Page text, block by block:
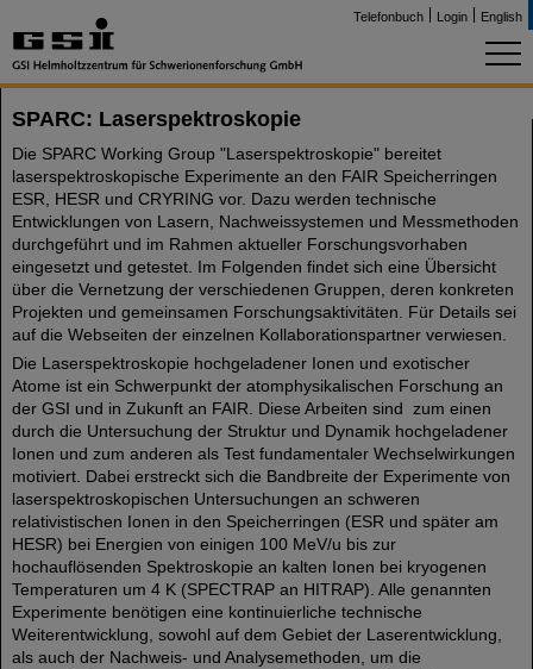
Telefonbuch Login English
SPARC: Laserspektroskopie
Die SPARC Working Group "Laserspektroskopie" bereitet
laserspektroskopische Experimente an den FAIR Speicherringen
ESR, HESR und CRYRING vor. Dazu werden technische
Entwicklungen von Lasern, Nachweissystemen und Messmethoden
durchgeführt und im Rahmen aktueller Forschungsvorhaben
eingesetzt und getestet. Im Folgenden findet sich eine Übersicht
über die Vernetzung der verschiedenen Gruppen, deren konkreten
Projekten und gemeinsamen Forschungsaktivitäten. Für Details sei
auf die Webseiten der einzelnen Kollaborationspartner verwiesen.
Die Laserspektroskopie hochgeladener Ionen und exotischer
Atome ist ein Schwerpunkt der atomphysikalischen Forschung an
der GSI und in Zukunft an FAIR. Diese Arbeiten sind zum einen
durch die Untersuchung der Struktur und Dynamik hochgeladener
Ionen und zum anderen als Test fundamentaler Wechselwirkungen
motiviert. Dabei erstreckt sich die Bandbreite der Experimente von
laserspektroskopischen Untersuchungen an schweren
relativistischen Ionen in den Speicherringen (ESR und später am
HESR) bei Energien von einigen 100 MeV/u bis zur
hochauflösenden Spektroskopie an kalten Ionen bei kryogenen
Temperaturen um 4 K (SPECTRAP an HITRAP). Alle genannten
Experimente benötigen eine kontinuierliche technische
Weiterentwicklung, sowohl auf dem Gebiet der Laserentwicklung,
als auch der Nachweis- und Analysemethoden, um die